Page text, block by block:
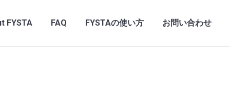
FYSTA FAQ FYSTAの使い方 お問い合わせ